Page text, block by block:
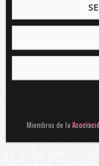
Diseño
Miembros de la